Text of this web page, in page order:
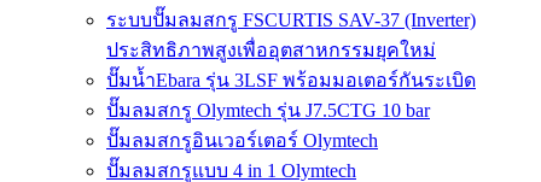
ระบบปั๊มลมสกรู FSCURTIS SAV-37 (Inverter)
ประสิทธิภาพสูงเพื่ออุตสาหกรรมยุคใหม่
ปั๊มน้ำEbara รุ่น 3LSF พร้อมมอเตอร์กันระเบิด
ปั๊มลมสกรู Olymtech รุ่น J7.5CTG 10 bar
ปั๊มลมสกรูอินเวอร์เตอร์ Olymtech
ปั๊มลมสกรูแบบ 4 in 1 Olymtech